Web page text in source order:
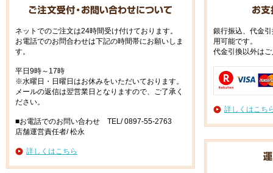
ネットでのご注文は24時間受け付けております。
お電話でのお問合わせは下記の時間帯にお願いしま
す。
平日9時～17時
※水曜日・日曜日はお休みをいただいております。
メールの返信は翌営業日となりますので、ご了承く
ださい。
■お電話でのお問い合わせ TEL/ 0897-55-2763
店舗運営責任者/ 松永
詳しくはこちら
銀行振込、代金
用可能です。
代金引換以外は
詳しくはこち